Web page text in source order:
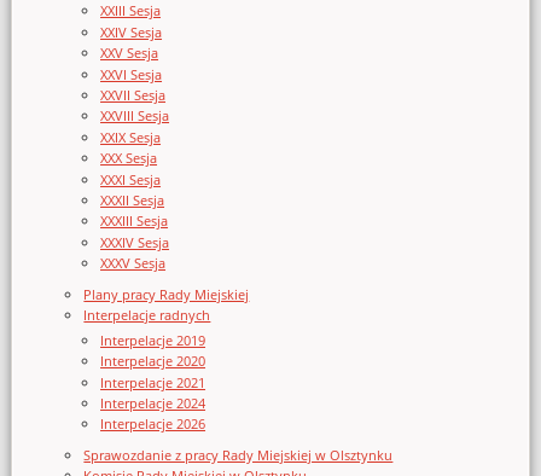
XXIII Sesja
XXIV Sesja
XXV Sesja
XXVI Sesja
XXVII Sesja
XXVIII Sesja
XXIX Sesja
XXX Sesja
XXXI Sesja
XXXII Sesja
XXXIII Sesja
XXXIV Sesja
XXXV Sesja
Plany pracy Rady Miejskiej
Interpelacje radnych
Interpelacje 2019
Interpelacje 2020
Interpelacje 2021
Interpelacje 2024
Interpelacje 2026
Sprawozdanie z pracy Rady Miejskiej w Olsztynku